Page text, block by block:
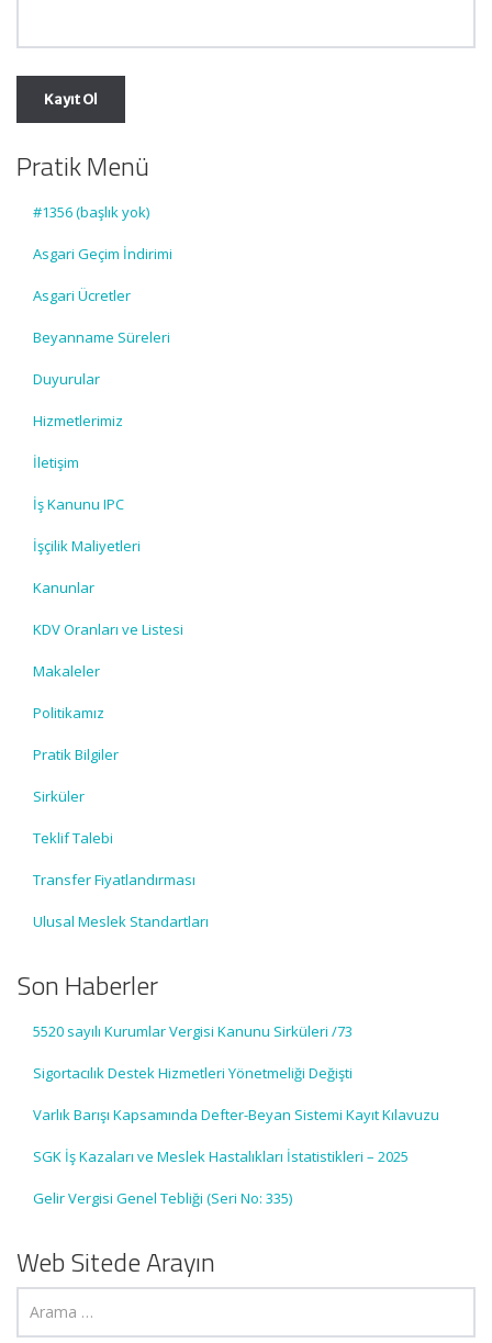
Pratik Menü
#1356 (başlık yok)
Asgari Geçim İndirimi
Asgari Ücretler
Beyanname Süreleri
Duyurular
Hizmetlerimiz
İletişim
İş Kanunu IPC
İşçilik Maliyetleri
Kanunlar
KDV Oranları ve Listesi
Makaleler
Politikamız
Pratik Bilgiler
Sirküler
Teklif Talebi
Transfer Fiyatlandırması
Ulusal Meslek Standartları
Son Haberler
5520 sayılı Kurumlar Vergisi Kanunu Sirküleri /73
Sigortacılık Destek Hizmetleri Yönetmeliği Değişti
Varlık Barışı Kapsamında Defter-Beyan Sistemi Kayıt Kılavuzu
SGK İş Kazaları ve Meslek Hastalıkları İstatistikleri – 2025
Gelir Vergisi Genel Tebliği (Seri No: 335)
Web Sitede Arayın